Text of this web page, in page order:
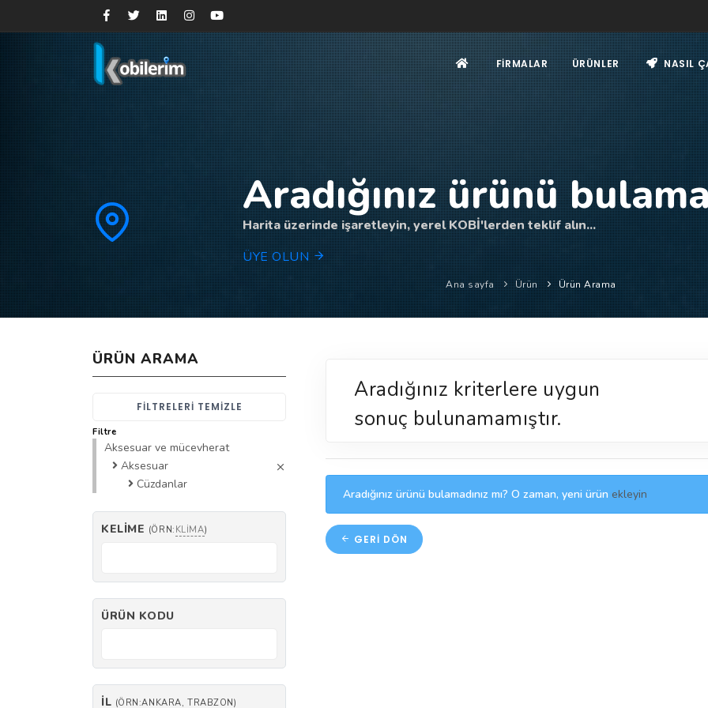
FIRMALAR ÜRÜNLER NASIL
Aradığınız ürünü
Harita üzerinde işaretleyin, yerel KOBİ'lerden teklif alın...
ÜYE OLUN
Ana sayfa Ürün Ürün Arama
Aradığınız kriterlere uygun
sonuç bulunamamıştır.
Aradığınız ürünü bulamadınız mı? O zaman, yeni ürün ekleyin
GERI DÖN
ÜRÜN ARAMA
FILTRELERI TEMIZLE
Filtre
Aksesuar ve mücevherat
Aksesuar
Cüzdanlar
KELIME (ÖRN: KLIMA)
ÜRÜN KODU
İL (ÖRN:ANKARA, TRABZON)